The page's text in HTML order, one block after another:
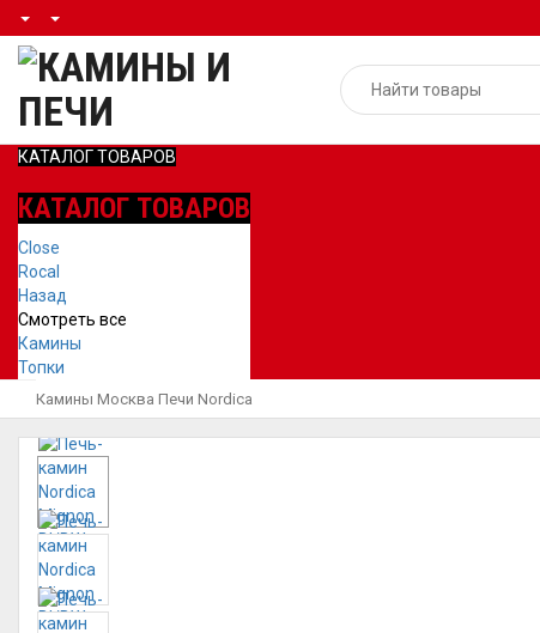
КАТАЛОГ ТОВАРОВ
КАТАЛОГ ТОВАРОВ
Close
Rocal
Назад
Смотреть все
Камины
Топки
Камины Москва Печи Nordica